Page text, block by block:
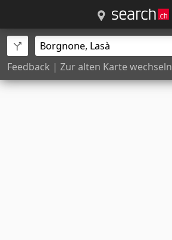
Feedback | Zur alten Karte wechseln